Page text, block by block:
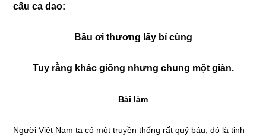
câu ca dao:
Bầu ơi thương lấy bí cùng
Tuy rằng khác giống nhưng chung một giàn.
Bài làm
Người Việt Nam ta có một truyền thống rất quý báu, đó là tinh